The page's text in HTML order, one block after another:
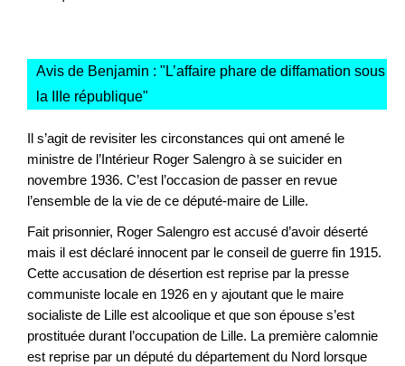
Avis de Benjamin : " L’affaire phare de diffamation sous
la IIIe république"
Il s’agit de revisiter les circonstances qui ont amené le
ministre de l’Intérieur Roger Salengro à se suicider en
novembre 1936. C’est l’occasion de passer en revue
l’ensemble de la vie de ce député-maire de Lille.
Fait prisonnier, Roger Salengro est accusé d’avoir déserté
mais il est déclaré innocent par le conseil de guerre fin 1915.
Cette accusation de désertion est reprise par la presse
communiste locale en 1926 en y ajoutant que le maire
socialiste de Lille est alcoolique et que son épouse s’est
prostituée durant l’occupation de Lille. La première calomnie
est reprise par un député du département du Nord lorsque